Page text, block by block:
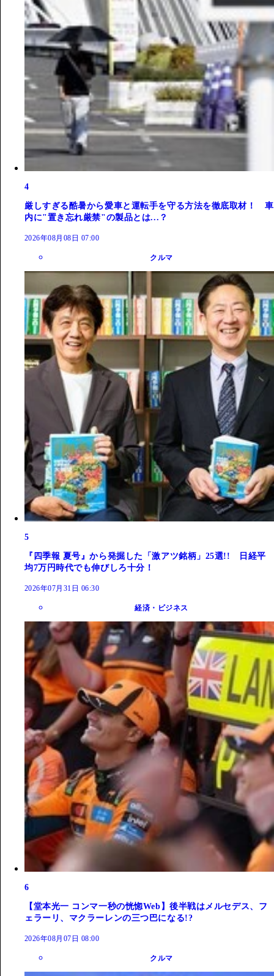
4
厳しすぎる酷暑から愛車と運転手を守る方法を徹底取材！ 車
内に"置き忘れ厳禁"の製品とは...？
2026年08月08日 07:00
クルマ
5
『四季報 夏号』から発掘した「激アツ銘柄」25選!! 日経平
均7万円時代でも伸びしろ十分！
2026年07月31日 06:30
経済・ビジネス
6
【堂本光一 コンマ一秒の恍惚Web】後半戦はメルセデス、フ
ェラーリ、マクラーレンの三つ巴になる!?
2026年08月07日 08:00
クルマ